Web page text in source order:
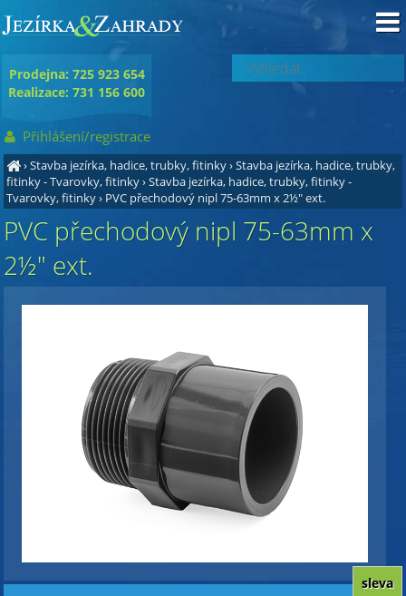
›Stavba jezírka, hadice, trubky, fitinky›Stavba jezírka, hadice, trubky,
fitinky - Tvarovky, fitinky›Stavba jezírka, hadice, trubky, fitinky -
Tvarovky, fitinky› PVC přechodový nipl 75-63mm x 2½" ext.
PVC přechodový nipl 75-63mm x
2½" ext.
sleva
Prodejna: 725 923 654
Realizace: 731 156 600
Přihlášení/registrace